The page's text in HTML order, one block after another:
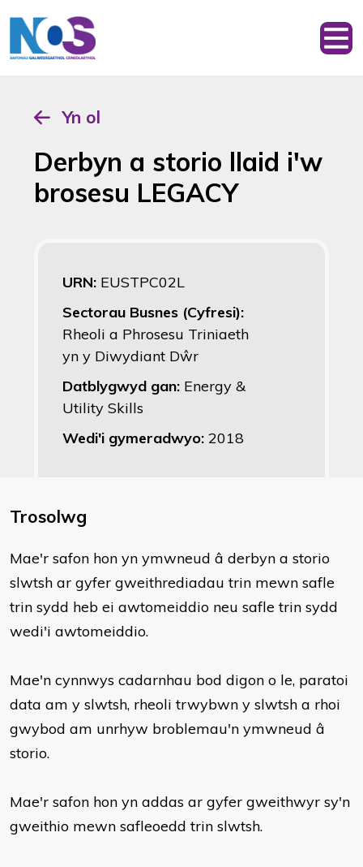
Yn ol
Derbyn a storio llaid i'w
brosesu LEGACY
URN: EUSTPC02L
Sectorau Busnes (Cyfresi):
Rheoli a Phrosesu Triniaeth
yn y Diwydiant Dŵr
Datblygwyd gan: Energy &
Utility Skills
Wedi'i gymeradwyo: 2018
Trosolwg
Mae'r safon hon yn ymwneud â derbyn a storio
slwtsh ar gyfer gweithrediadau trin mewn safle
trin sydd heb ei awtomeiddio neu safle trin sydd
wedi'i awtomeiddio.
Mae'n cynnwys cadarnhau bod digon o le, paratoi
data am y slwtsh, rheoli trwybwn y slwtsh a rhoi
gwybod am unrhyw broblemau'n ymwneud â
storio.
Mae'r safon hon yn addas ar gyfer gweithwyr sy'n
gweithio mewn safleoedd trin slwtsh.